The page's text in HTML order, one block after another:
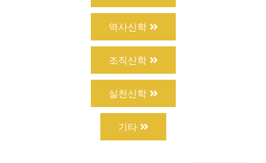
역사신학
조직신학
실천신학
기타